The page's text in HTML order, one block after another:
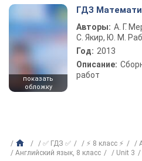
показать
обложку
ГДЗ
Авторы: А. Г.
С. Якир, Ю. М.
Год: 2013
Описание:
работ
✅ ГДЗ ✅ ⚡ 8 класс ⚡
Английский язык, 8 класс
Unit 3